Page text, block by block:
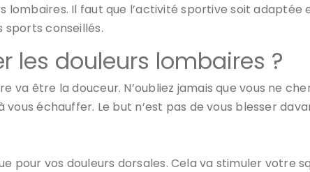
Il faut que l’activité sportive soit adaptée
sports conseillés.
les douleurs lombaires ?
va être la douceur. N’oubliez jamais que vous ne
échauffer. Le but n’est pas de vous blesser
pour vos douleurs dorsales. Cela va stimuler votre